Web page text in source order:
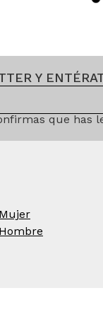
Y
que has